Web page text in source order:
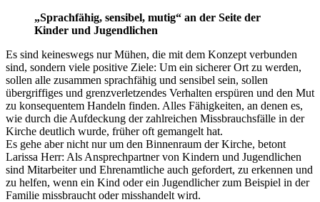
„Sprachfähig, sensibel, mutig“ an der Seite der
Kinder und Jugendlichen
Es sind keineswegs nur Mühen, die mit dem Konzept verbunden
sind, sondern viele positive Ziele: Um ein sicherer Ort zu werden,
sollen alle zusammen sprachfähig und sensibel sein, sollen
übergriffiges und grenzverletzendes Verhalten erspüren und den Mut
zu konsequentem Handeln finden. Alles Fähigkeiten, an denen es,
wie durch die Aufdeckung der zahlreichen Missbrauchsfälle in der
Kirche deutlich wurde, früher oft gemangelt hat.
Es gehe aber nicht nur um den Binnenraum der Kirche, betont
Larissa Herr: Als Ansprechpartner von Kindern und Jugendlichen
sind Mitarbeiter und Ehrenamtliche auch gefordert, zu erkennen und
zu helfen, wenn ein Kind oder ein Jugendlicher zum Beispiel in der
Familie missbraucht oder misshandelt wird.